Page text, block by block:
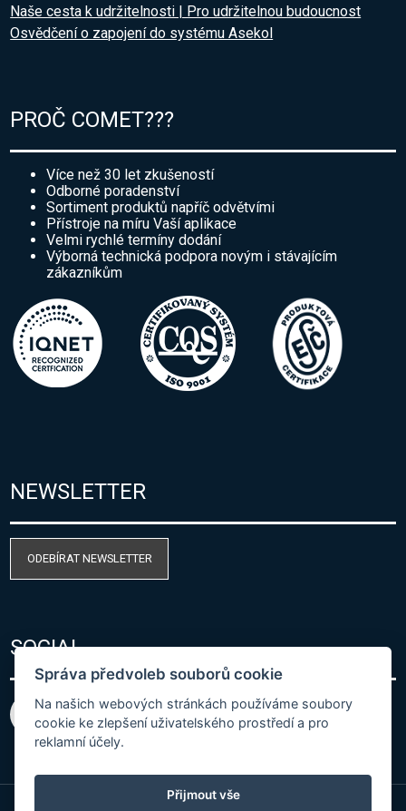
Naše cesta k udržitelnosti | Pro udržitelnou budoucnost
Osvědčení o zapojení do systému Asekol
PROČ COMET???
Více než 30 let zkušeností
Odborné poradenství
Sortiment produktů napříč odvětvími
Přístroje na míru Vaší aplikace
Velmi rychlé termíny dodání
Výborná technická podpora novým i stávajícím
zákazníkům
NEWSLETTER
ODEBÍRAT NEWSLETTER
SOCIAL
Správa předvoleb souborů cookie
Na našich webových stránkách používáme soubory
cookie ke zlepšení uživatelského prostředí a pro
reklamní účely.
Přijmout vše